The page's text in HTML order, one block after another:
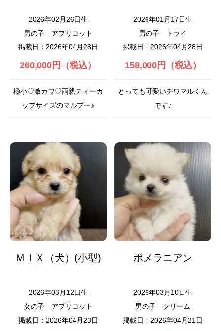
2026年02月26日生
男の子
アプリコット
掲載日：2026年04月28日
260,000円（税込）
極小♡激カワ♡両親ティーカ
ップサイズのマルプー♪
2026年01月17日生
男の子
トライ
掲載日：2026年04月28日
158,000円（税込）
とっても可愛いチワマルくん
です♪
ＭＩＸ（犬）(小型)
2026年03月12日生
女の子
アプリコット
掲載日：2026年04月23日
ポメラニアン
2026年03月10日生
男の子
クリーム
掲載日：2026年04月21日